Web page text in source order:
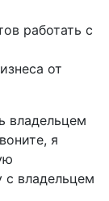
работать с
от
владельцем
я
с владельцем